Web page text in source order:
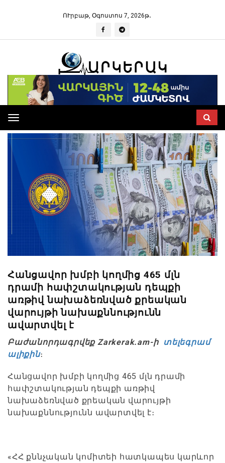
ՈՒրբաթ, Օգոստոս 7, 2026թ․
Toggle
navigation
Հանցավոր խմբի կողմից 465 մլն
դրամի հափշտակության դեպքի
առթիվ նախաձեռնված քրեական
վարույթի նախաքննությունն
ավարտվել է
Բաժանորդագրվեք Zarkerak.am-ի տելեգրամ
ալիքին։
Հանցավոր խմբի կողմից 465 մլն դրամի
հափշտակության դեպքի առթիվ
նախաձեռնված քրեական վարույթի
նախաքննությունն ավարտվել է։
«ՀՀ քննչական կոմիտեի հատկապես կարևոր